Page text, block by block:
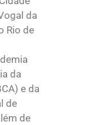
da
Rio de
da
e da
de
de